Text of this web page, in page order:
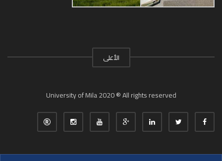
الأعلى
University of Mila 2020 ® All rights reserved